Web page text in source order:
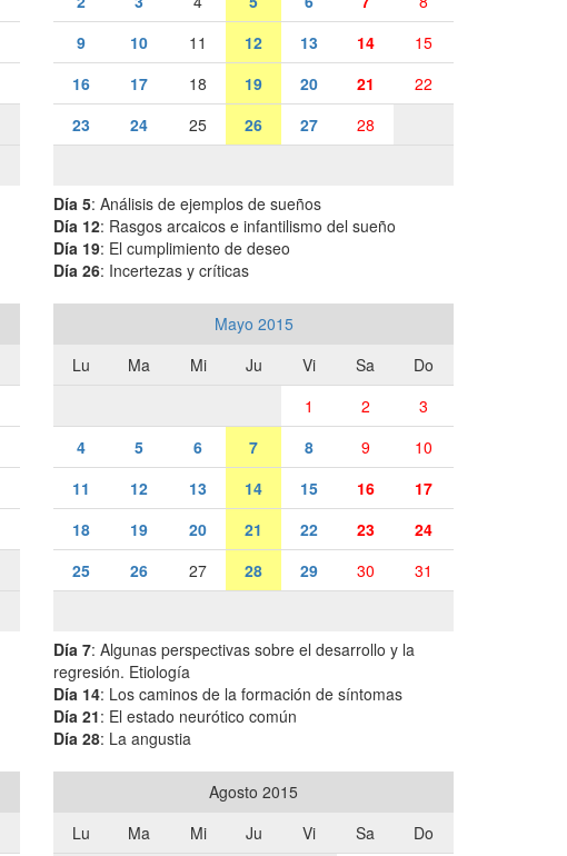
9
10 11 12 13 14
15
16
17 18 19 20 21
22
23
24 25 26 27 28
Día 5: Análisis de ejemplos de sueños
Día 12: Rasgos arcaicos e infantilismo del sueño
Día 19: El cumplimiento de deseo
Día 26: Incertezas y críticas
Mayo 2015
Lu
Ma Mi Ju Vi Sa
Do
1
2
3
4
5 6 7 8 9
10
11
12 13 14 15 16
17
18
19 20 21 22 23
24
25
26 27 28 29 30 31
Día 7: Algunas perspectivas sobre el desarrollo y la
regresión. Etiología
Día 14: Los caminos de la formación de síntomas
Día 21: El estado neurótico común
Día 28: La angustia
Agosto 2015
Lu
Ma Mi Ju Vi Sa Do